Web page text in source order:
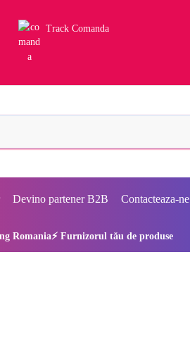
Track Comanda
Devino partener B2B Contacteaza-ne
Romania⚡ Furnizorul tău de produse